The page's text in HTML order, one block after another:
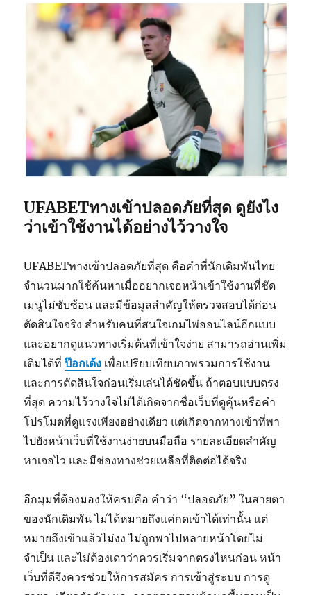
UFABETทางเข้าปลอดภัยที่สุด ดูยังไง
ว่าเข้าใช้งานได้อย่างไว้วางใจ
UFABETทางเข้าปลอดภัยที่สุด คือคำที่นักเดิมพันไทย
จำนวนมากใช้ค้นหาเมื่ออยากเจอหน้าเข้าใช้งานที่ชัด
เมนูไม่ซับซ้อน และมีข้อมูลสำคัญให้ตรวจสอบได้ก่อน
ตัดสินใจจริง สำหรับคนที่สนใจเกมไพ่ออนไลน์อีกแบบ
และอยากดูแนวทางเริ่มต้นที่เข้าใจง่าย สามารถอ่านเพิ่ม
เติมได้ที่ป๊อกเด้ง เพื่อเปรียบเทียบภาพรวมการใช้งาน
และการตัดสินใจก่อนเริ่มเล่นได้ชัดขึ้น ถ้าตอบแบบตรง
ที่สุด ความไว้วางใจไม่ได้เกิดจากชื่อเว็บที่ดูคุ้นหรือคำ
โปรโมตที่ดูแรงเพียงอย่างเดียว แต่เกิดจากทางเข้าที่พา
ไปยังหน้าเว็บที่ใช้งานง่ายบนมือถือ รายละเอียดสำคัญ
หาเจอไว และมีช่องทางช่วยเหลือที่ติดต่อได้จริง
อีกมุมที่ต้องมองให้ครบคือ คำว่า “ปลอดภัย” ในสายตา
ของนักเดิมพัน ไม่ได้หมายถึงแค่กดเข้าได้เท่านั้น แต่
หมายถึงเข้าแล้วไม่งง ไม่ถูกพาไปหลายหน้าโดยไม่
จำเป็น และไม่ต้องเดาว่าควรเริ่มจากตรงไหนก่อน หน้า
เว็บที่ดีจึงควรช่วยให้การสมัคร การเข้าสู่ระบบ การดู